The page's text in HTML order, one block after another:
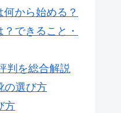
から始める？
できること・
判を総合解説
の選び方
方